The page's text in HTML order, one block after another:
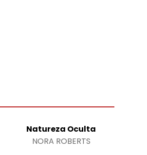
Natureza Oculta
NORA ROBERTS